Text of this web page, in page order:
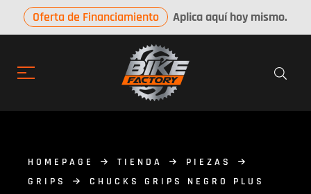
Oferta de Financiamiento Aplica aquí hoy mismo.
HOMEPAGE TIENDA
PIEZAS
GRIPS
CHUCKS GRIPS NEGRO PLUS